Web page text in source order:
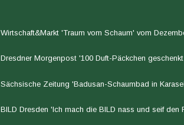
Wirtschaft&Markt 'Traum vom Schaum' vom
Dresdner Morgenpost '100 Duft-Päckchen
Sächsische Zeitung 'Badusan-Schaumbad in
BILD Dresden 'Ich mach die BILD nass und seif den